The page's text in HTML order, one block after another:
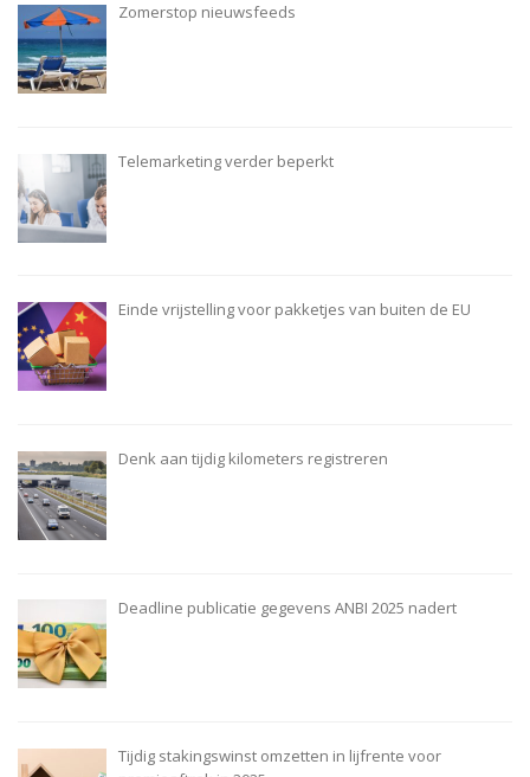
Zomerstop nieuwsfeeds
Telemarketing verder beperkt
Einde vrijstelling voor pakketjes van buiten de EU
Denk aan tijdig kilometers registreren
Deadline publicatie gegevens ANBI 2025 nadert
Tijdig stakingswinst omzetten in lijfrente voor